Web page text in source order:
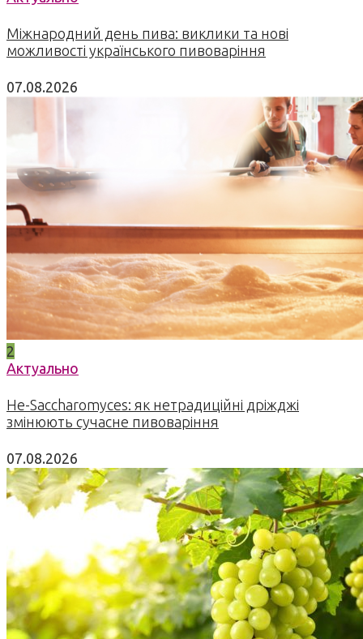
Міжнародний день пива: виклики та нові
можливості українського пивоваріння
07.08.2026
2
Актуально
Не-Saccharomyces: як нетрадиційні дріжджі
змінюють сучасне пивоваріння
07.08.2026